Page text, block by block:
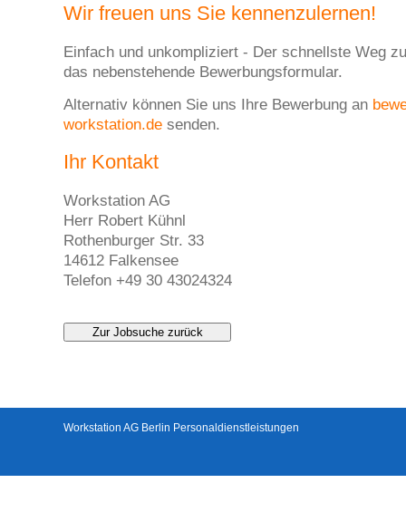
Wir freuen uns Sie kennenzulernen!
Einfach und unkompliziert - Der schnellste Weg
das nebenstehende Bewerbungsformular.
Alternativ können Sie uns Ihre Bewerbung an
workstation.de senden.
Ihr Kontakt
Workstation AG
Herr Robert Kühnl
Rothenburger Str. 33
14612 Falkensee
Telefon +49 30 43024324
Zur Jobsuche zurück
Workstation AG Berlin Personaldienstleistungen